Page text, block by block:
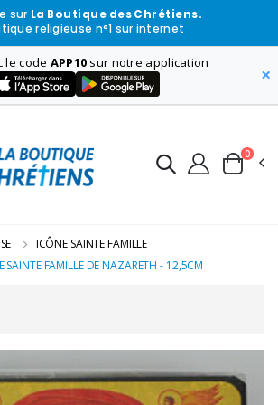
sur La Boutique des Chrétiens.
religieuse n°1 sur internet
le code APP10 sur notre application
×
0
ICÔNE SAINTE FAMILLE
SAINTE FAMILLE DE NAZARETH - 12,5CM